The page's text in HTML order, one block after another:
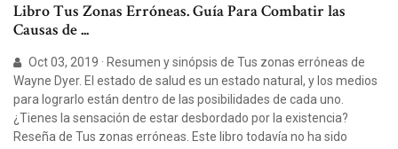
Libro Tus Zonas Erróneas. Guía Para Combatir las
Causas de ...
Oct 03, 2019 · Resumen y sinópsis de Tus zonas erróneas de
Wayne Dyer. El estado de salud es un estado natural, y los medios
para lograrlo están dentro de las posibilidades de cada uno.
¿Tienes la sensación de estar desbordado por la existencia?
Reseña de Tus zonas erróneas. Este libro todavía no ha sido